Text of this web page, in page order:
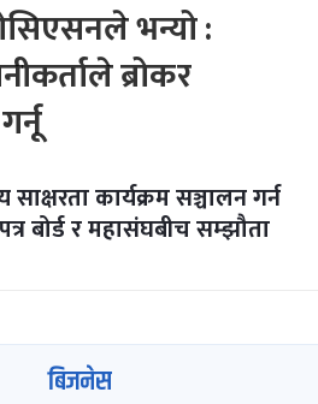
भन्यो :
ब्रोकर
साक्षरता कार्यक्रम सञ्चालन गर्न
बोर्ड र महासंघबीच सम्झौता
बिजनेस